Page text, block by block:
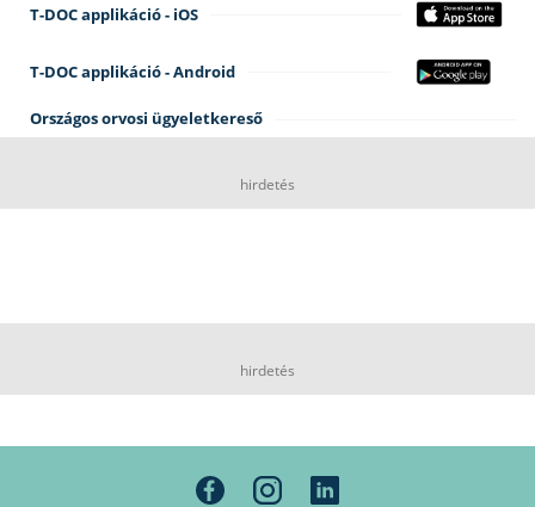
T-DOC applikáció - iOS
T-DOC applikáció - Android
Országos orvosi ügyeletkereső
hirdetés
hirdetés